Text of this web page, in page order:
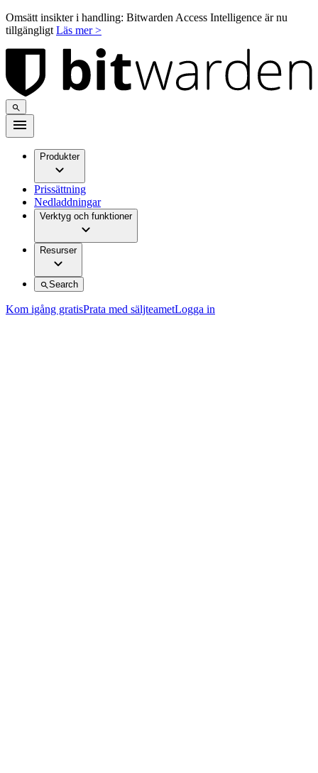
Omsätt insikter i handling: Bitwarden Access Intelligence är nu
tillgängligt Läs mer >
Produkter
Prissättning
Nedladdningar
Verktyg och funktioner
Resurser
Search
Kom igång gratisPrata med säljteametLogga in